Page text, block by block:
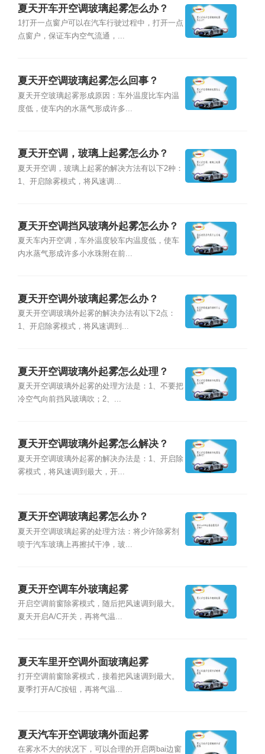
夏天开车开空调玻璃起雾怎么办？
1打开一点窗户可以在汽车行驶过程中，打开一点
点窗户，保证车内空气流通，...
夏天开空调玻璃起雾怎么回事？
夏天开空玻璃起雾形成原因：车外温度比车内温
度低，使车内的水蒸气形成许多...
夏天开空调，玻璃上起雾怎么办？
夏天开空调，玻璃上起雾的解决方法有以下2种：
1、开启除雾模式，将风速调...
夏天开空调挡风玻璃外起雾怎么办？
夏天车内开空调，车外温度较车内温度低，使车
内水蒸气形成许多小水珠附在前...
夏天开空调外玻璃起雾怎么办？
夏天开空调玻璃外起雾的解决办法有以下2点：
1、开启除雾模式，将风速调到...
夏天开空调玻璃外起雾怎么处理？
夏天开空调玻璃外起雾的处理方法是：1、不要把
冷空气向前挡风玻璃吹；2、...
夏天开空调玻璃外起雾怎么解决？
夏天开空调玻璃外起雾的解决办法是：1、开启除
雾模式，将风速调到最大，开...
夏天开空调玻璃起雾怎么办？
夏天开空调玻璃起雾的处理方法：将少许除雾剂
喷于汽车玻璃上再擦拭干净，玻...
夏天开空调车外玻璃起雾
开启空调前窗除雾模式，随后把风速调到最大。
夏天开启A/C开关，再将气温...
夏天车里开空调外面玻璃起雾
打开空调前窗除雾模式，接着把风速调到最大。
夏季打开A/C按钮，再将气温...
夏天汽车开空调玻璃外面起雾
在雾水不大的状况下，可以合理的开启两bai边窗